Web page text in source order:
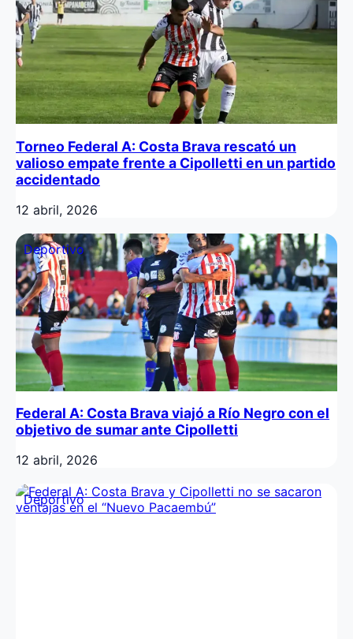
Torneo Federal A: Costa Brava rescató un
valioso empate frente a Cipolletti en un partido
accidentado
12 abril, 2026
Deportivo
Federal A: Costa Brava viajó a Río Negro con el
objetivo de sumar ante Cipolletti
12 abril, 2026
Deportivo